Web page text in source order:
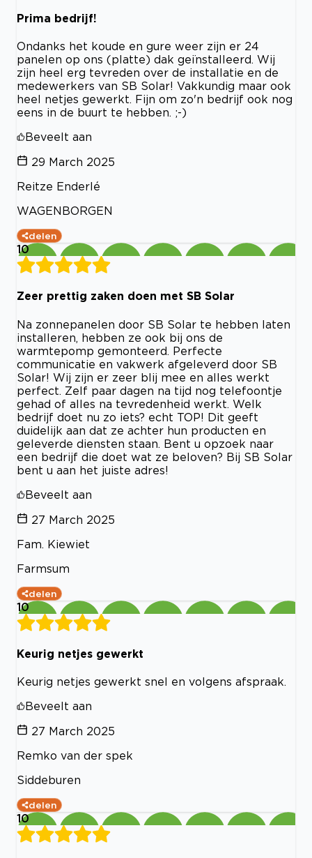
Prima bedrijf!
Ondanks het koude en gure weer zijn er 24
panelen op ons (platte) dak geïnstalleerd. Wij
zijn heel erg tevreden over de installatie en de
medewerkers van SB Solar! Vakkundig maar ook
heel netjes gewerkt. Fijn om zo'n bedrijf ook nog
eens in de buurt te hebben. ;-)
Beveelt aan
29 March 2025
Reitze Enderlé
WAGENBORGEN
delen
10
Zeer prettig zaken doen met SB Solar
Na zonnepanelen door SB Solar te hebben laten
installeren, hebben ze ook bij ons de
warmtepomp gemonteerd. Perfecte
communicatie en vakwerk afgeleverd door SB
Solar! Wij zijn er zeer blij mee en alles werkt
perfect. Zelf paar dagen na tijd nog telefoontje
gehad of alles na tevredenheid werkt. Welk
bedrijf doet nu zo iets? echt TOP! Dit geeft
duidelijk aan dat ze achter hun producten en
geleverde diensten staan. Bent u opzoek naar
een bedrijf die doet wat ze beloven? Bij SB Solar
bent u aan het juiste adres!
Beveelt aan
27 March 2025
Fam. Kiewiet
Farmsum
delen
10
Keurig netjes gewerkt
Keurig netjes gewerkt snel en volgens afspraak.
Beveelt aan
27 March 2025
Remko van der spek
Siddeburen
delen
10